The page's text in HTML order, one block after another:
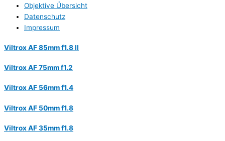
Objektive Übersicht
Datenschutz
Impressum
Viltrox AF 85mm f1.8 II
Viltrox AF 75mm f1.2
Viltrox AF 56mm f1.4
Viltrox AF 50mm f1.8
Viltrox AF 35mm f1.8